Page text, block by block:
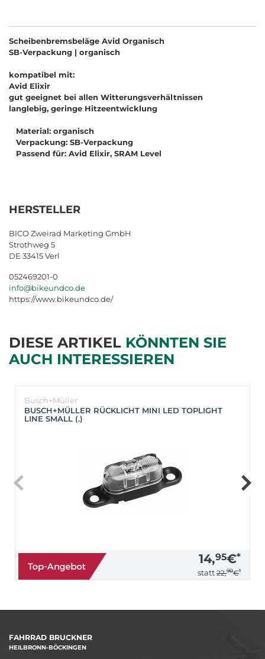
Scheibenbremsbeläge Avid Organisch
SB-Verpackung | organisch
kompatibel mit:
Avid Elixir
gut geeignet bei allen Witterungsverhältnissen
langlebig, geringe Hitzeentwicklung
Material: organisch
Verpackung: SB-Verpackung
Passend für: Avid Elixir, SRAM Level
HERSTELLER
BICO Zweirad Marketing GmbH
Strothweg 5
DE 33415 Verl
052469201-0
info@bikeundco.de
https://www.bikeundco.de/
DIESE ARTIKEL KÖNNTEN SIE
AUCH INTERESSIEREN
Busch+Müller
BUSCH+MÜLLER RÜCKLICHT MINI LED TOPLIGHT
LINE SMALL (.)
14,95€*
statt 22,90€*
FAHRRAD BRUCKNER
HEILBRONN-BÖCKINGEN